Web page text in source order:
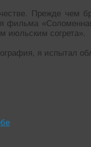
Прежде чем
фильма
июльским согрета».
я испытал